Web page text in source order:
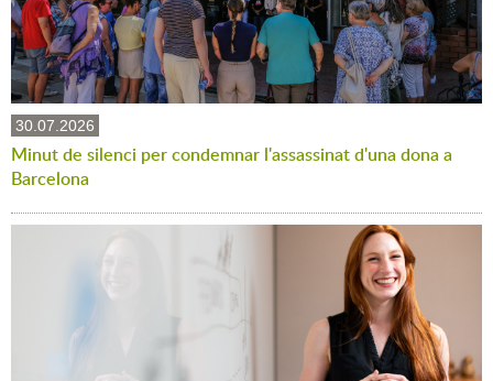
30.07.2026
Minut de silenci per condemnar l'assassinat d'una dona a
Barcelona